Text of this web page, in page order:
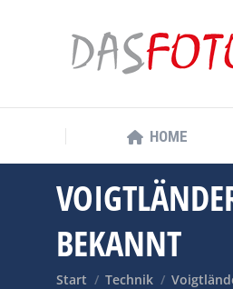
HOME
BEKANNT
Sie befinden sich hier:
Start Technik
HOME